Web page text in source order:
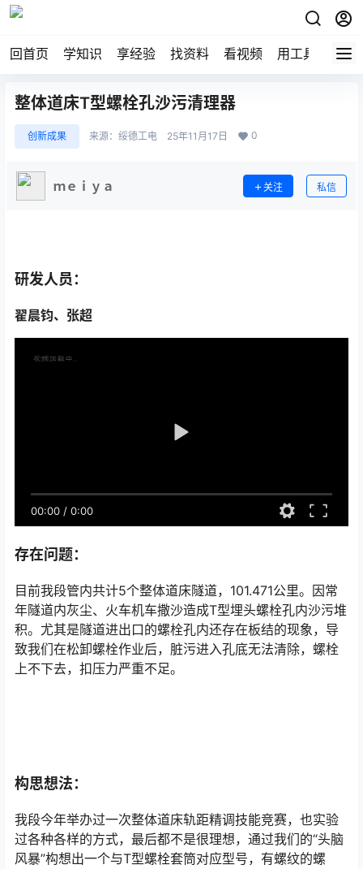
回首页 学知识 享经验 找资料 看视频 用工具 论技
整体道床T型螺栓孔沙污清理器
创新成果 来源： 绥德工电 25年11月17日 0
ｍｅｉｙａ 关注 私信
研发人员：
翟晨钧、张超
00:00 / 0:00
存在问题：
目前我段管内共计5个整体道床隧道，101.471公里。因常
年隧道内灰尘、火车机车撒沙造成T型埋头螺栓孔内沙污堆
积。尤其是隧道进出口的螺栓孔内还存在板结的现象，导
致我们在松卸螺栓作业后，脏污进入孔底无法清除，螺栓
上不下去，扣压力严重不足。󠅅󠅃󠄵󠅂󠄪󠇖󠆨󠆨󠇕󠆞󠆒󠅬󠇘󠆭󠆘󠇙󠆝󠅵󠇗󠆭󠆁󠄐󠇗󠅹󠅸󠇖󠆍󠅳󠇖󠅹󠅰󠇖󠆌󠅹
构思想法：
我段今年举办过一次整体道床轨距精调技能竞赛，也实验
过各种各样的方式，最后都不是很理想，通过我们的“头脑
风暴”构想出一个与T型螺栓套筒对应型号，有螺纹的螺